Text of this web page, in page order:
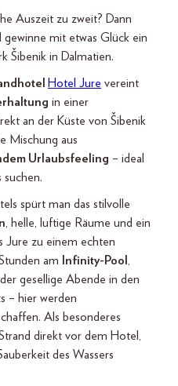
Auszeit zu zweit? Dann
mit etwas Glück ein
Šibenik in Dalmatien.
Hotel Jure vereint
in einer
an der Küste von Šibenik
Mischung aus
Urlaubsfeeling – ideal
suchen.
spürt man das stilvolle
, helle, luftige Räume und ein
Jure zu einem echten
am
Infinity-Pool
gesellige Abende in den
– hier werden
Als besonderes
direkt vor dem Hotel,
des Wassers